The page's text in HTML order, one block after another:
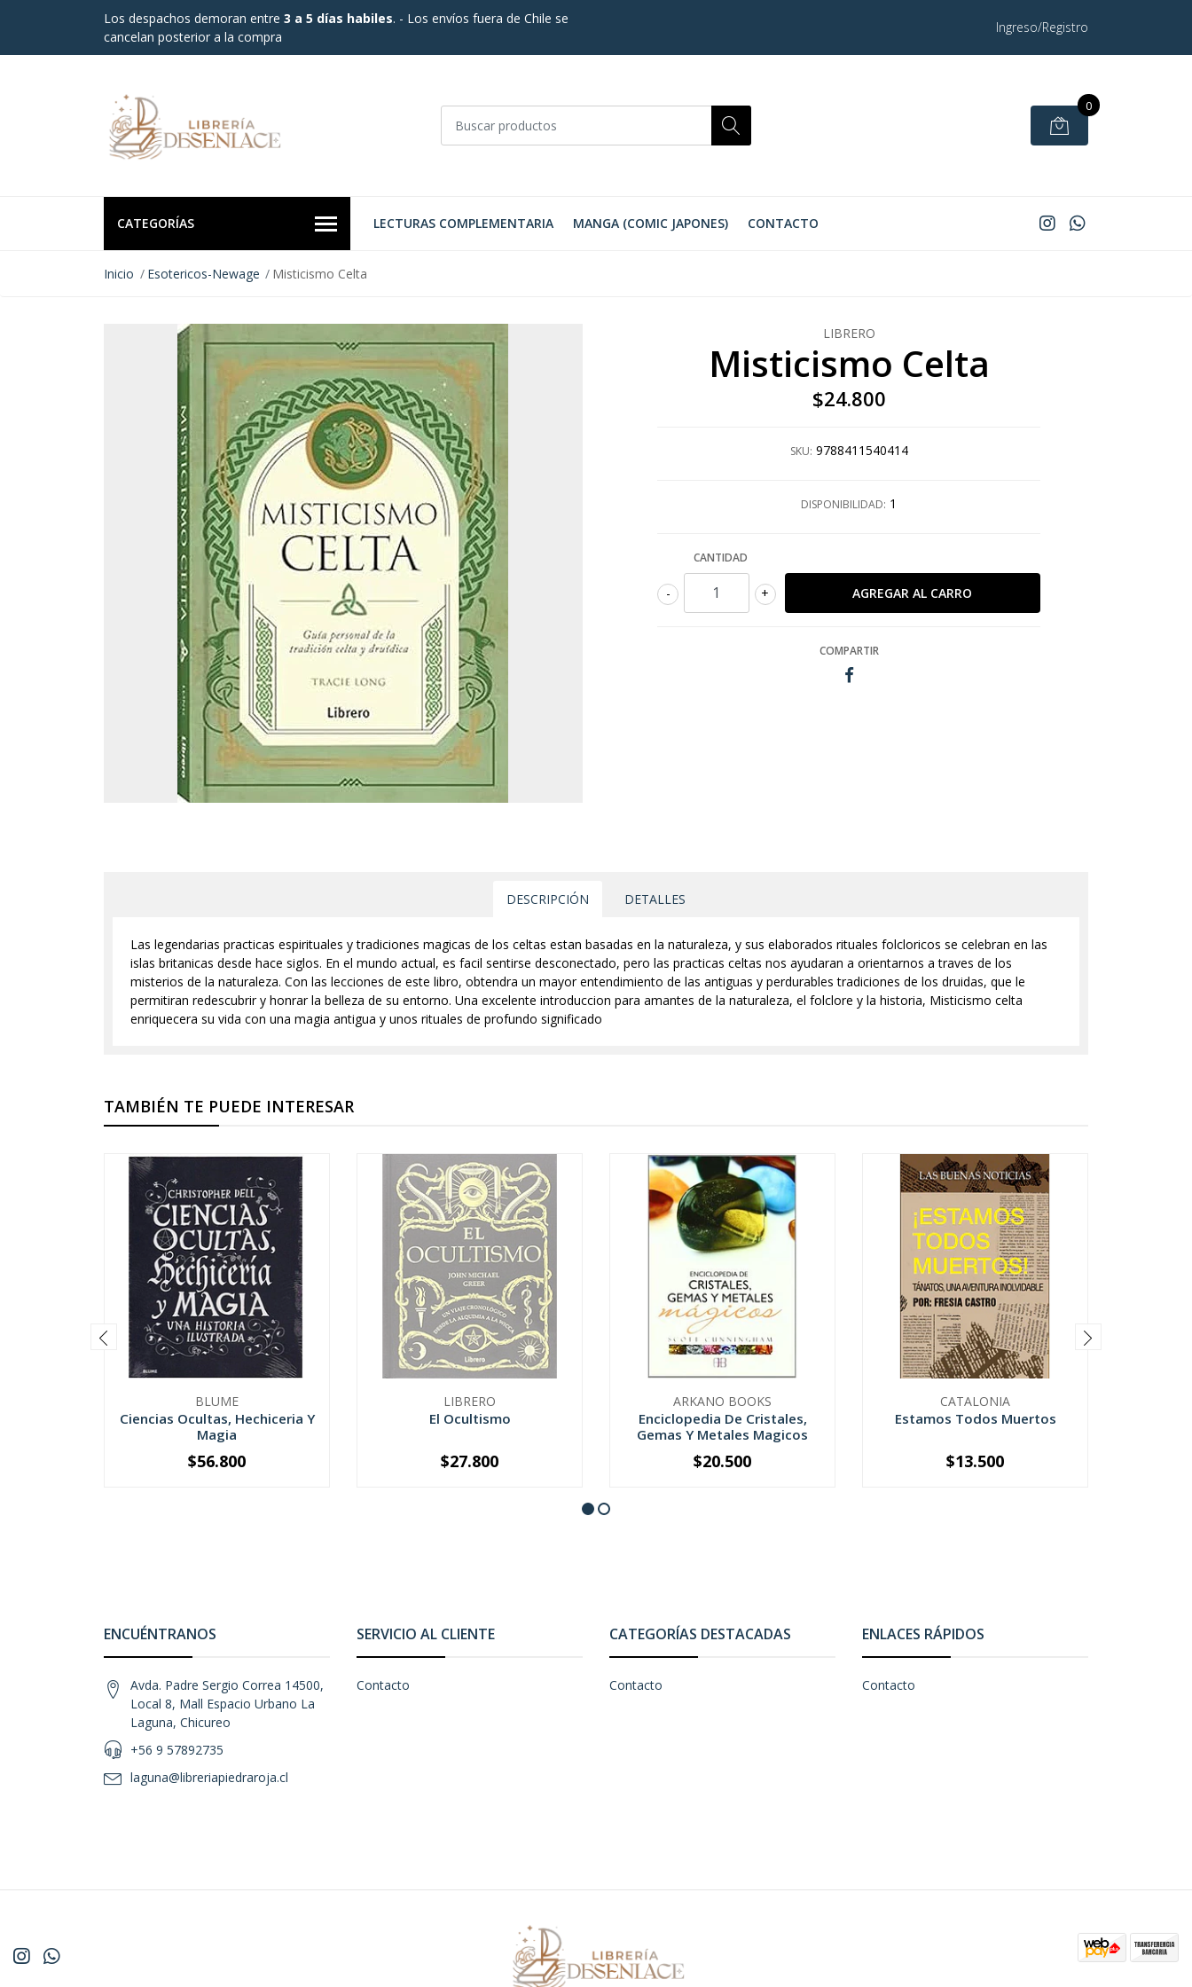
Los despachos demoran entre 3 a 5 días habiles. - Los envíos fuera de Chile se
cancelan posterior a la compra
Ingreso/Registro
0
CATEGORÍAS LECTURAS COMPLEMENTARIA MANGA (COMIC JAPONES) CONTACTO
Inicio Esotericos-Newage Misticismo Celta
LIBRERO
Misticismo Celta
$24.800
SKU: 9788411540414
DISPONIBILIDAD: 1
CANTIDAD
+
-
COMPARTIR
DESCRIPCIÓN DETALLES
Las legendarias practicas espirituales y tradiciones magicas de los celtas estan basadas en la naturaleza, y sus elaborados rituales folcloricos se celebran en las
islas britanicas desde hace siglos. En el mundo actual, es facil sentirse desconectado, pero las practicas celtas nos ayudaran a orientarnos a traves de los
misterios de la naturaleza. Con las lecciones de este libro, obtendra un mayor entendimiento de las antiguas y perdurables tradiciones de los druidas, que le
permitiran redescubrir y honrar la belleza de su entorno. Una excelente introduccion para amantes de la naturaleza, el folclore y la historia, Misticismo celta
enriquecera su vida con una magia antigua y unos rituales de profundo significado
TAMBIÉN TE PUEDE INTERESAR
BLUME
Ciencias Ocultas, Hechiceria Y
Magia
+
$56.800
LIBRERO
El Ocultismo
SOLD OUT
$27.800
ARKANO BOOKS
Enciclopedia De Cristales,
Gemas Y Metales Magicos
+
$20.500
CATALONIA
Estamos Todos Muertos
+
$13.500
ENCUÉNTRANOS
Avda. Padre Sergio Correa 14500,
Local 8, Mall Espacio Urbano La
Laguna, Chicureo
+56 9 57892735
laguna@libreriapiedraroja.cl
SERVICIO AL CLIENTE
Contacto
CATEGORÍAS DESTACADAS
Contacto
ENLACES RÁPIDOS
Contacto